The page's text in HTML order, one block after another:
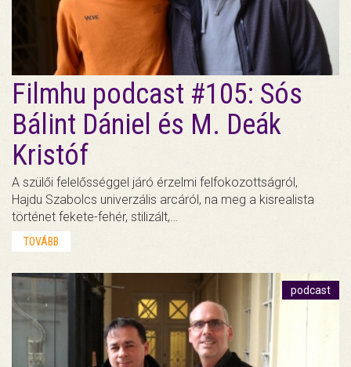
Filmhu podcast #105: Sós
Bálint Dániel és M. Deák
Kristóf
A szülői felelősséggel járó érzelmi felfokozottságról,
Hajdu Szabolcs univerzális arcáról, na meg a kisrealista
történet fekete-fehér, stilizált,…
TOVÁBB
podcast